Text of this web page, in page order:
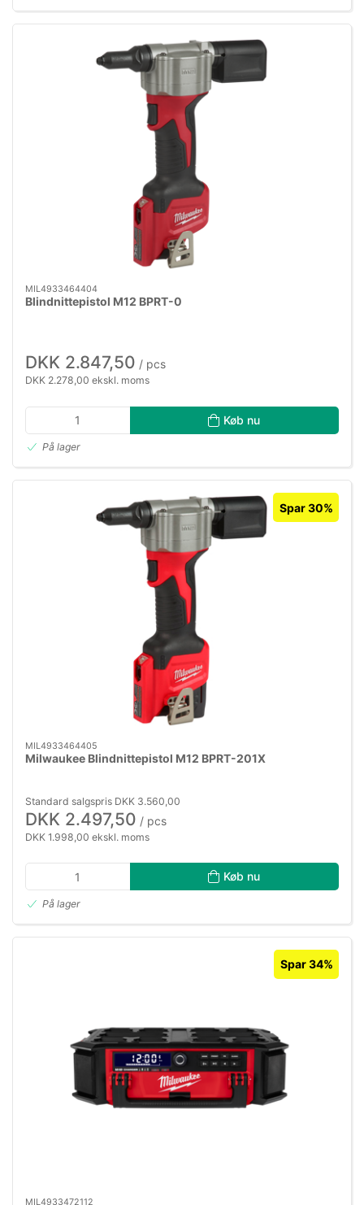
MIL4933464404
Blindnittepistol M12 BPRT-0
DKK 2.847,50 / pcs
DKK 2.278,00 ekskl. moms
Køb nu
På lager
Spar 30%
MIL4933464405
Milwaukee Blindnittepistol M12 BPRT-201X
Standard salgspris DKK 3.560,00
DKK 2.497,50 / pcs
DKK 1.998,00 ekskl. moms
Køb nu
På lager
Spar 34%
MIL4933472112